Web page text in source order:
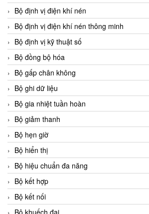
Bộ định vị điện khí nén
Bộ định vị điện khí nén thông minh
Bộ định vị kỹ thuật số
Bộ đồng bộ hóa
Bộ gấp chân không
Bộ ghi dữ liệu
Bộ gia nhiệt tuần hoàn
Bộ giảm thanh
Bộ hẹn giờ
Bộ hiển thị
Bộ hiệu chuẩn đa năng
Bộ kết hợp
Bộ kết nối